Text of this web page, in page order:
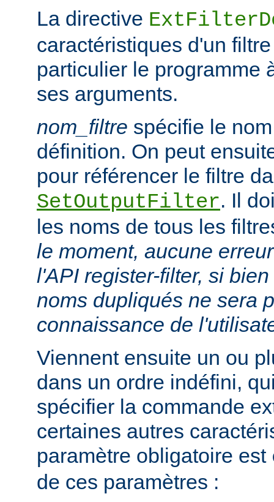
La directive
caractéristiques d'un
particulier le programme
ses arguments.
nom_filtre spécifie le
définition. On peut
pour référencer le filtre
SetOutputFilter. Il
les noms de tous les
le moment, aucune
l'API register-filter, si
noms dupliqués ne sera
connaissance de
Viennent ensuite un ou
dans un ordre indéfini,
spécifier la commande
certaines autres
paramètre obligatoire est
de ces paramètres :